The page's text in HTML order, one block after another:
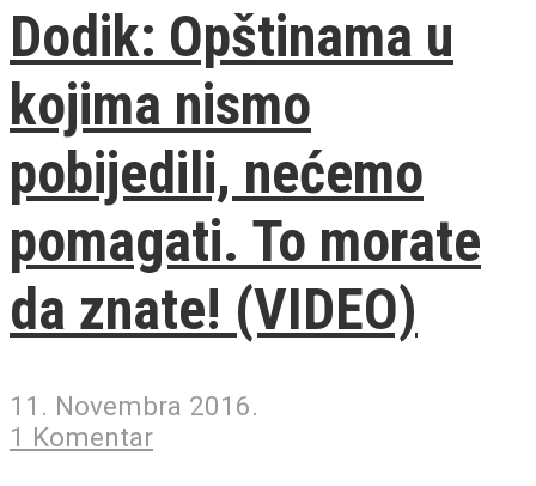
Dodik: Opštinama u
kojima nismo
pobijedili, nećemo
pomagati. To morate
da znate! (VIDEO)
11. Novembra 2016.
1 Komentar